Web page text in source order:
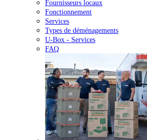
Fournisseurs locaux
Fonctionnement
Services
Types de déménagements
U-Box - Services
FAQ